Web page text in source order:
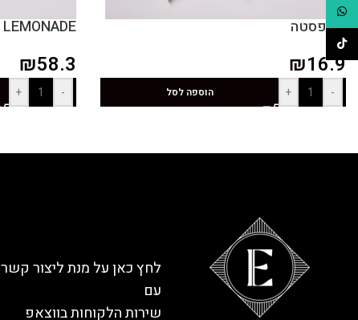
כף פסטה
₪16.9
-
+ הוספה לסל
LEMONADE צלחת מנה ראשונה
₪58.3
-
+
לחץ כאן על מנת ליצור קשר
עם
שירות הלקוחות בווצאפ